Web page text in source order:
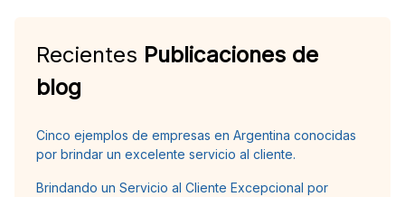
Recientes Publicaciones de
blog
Cinco ejemplos de empresas en Argentina conocidas
por brindar un excelente servicio al cliente.
Brindando un Servicio al Cliente Excepcional por